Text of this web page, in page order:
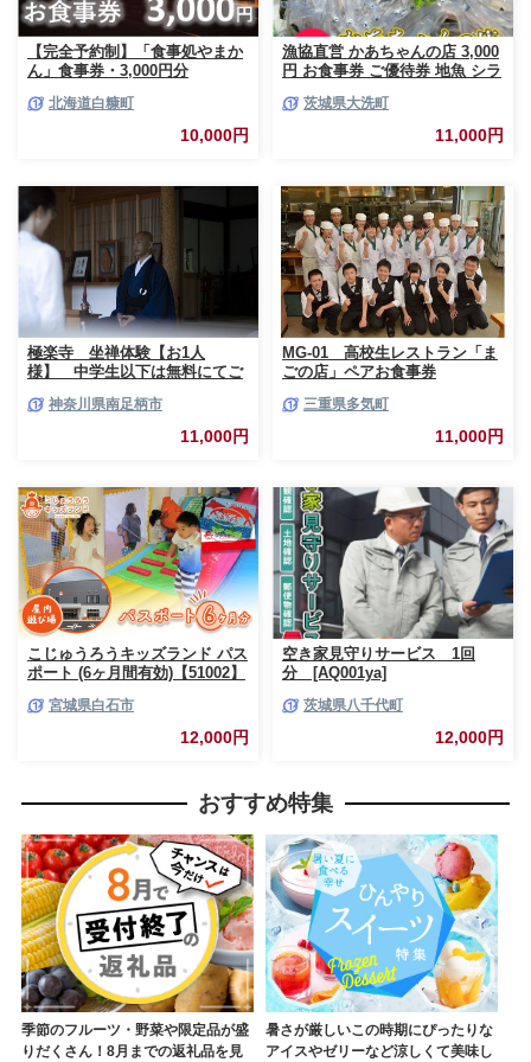
【完全予約制】「食事処やまか
ん」食事券・3,000円分
北海道白糠町
10,000円
漁協直営 かあちゃんの店 3,000
円 お食事券 ご優待券 地魚 シラ
茨城県大洗町
11,000円
極楽寺 坐禅体験【お1人
様】 中学生以下は無料にてご
奈川県 南足柄市 】
神奈川県南足柄市
11,000円
MG-01 高校生レストラン「ま
ごの店」ペアお食事券
三重県多気町
11,000円
こじゅうろうキッズランド パス
ポート (6ヶ月間有効)【51002】
宮城県白石市
12,000円
空き家見守りサービス 1回
分 [AQ001ya]
茨城県八千代町
12,000円
おすすめ特集
季節のフルーツ・野菜や限定品が盛
りだくさん！8月までの返礼品を見
暑さが厳しいこの時期にぴったりな
アイスやゼリーなど涼しくて美味し